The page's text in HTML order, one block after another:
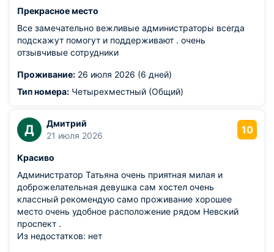
Прекрасное место
Все замечательно вежливые администраторы всегда
подскажут помогут и поддерживают . очень
отзывчивые сотрудники
Проживание: 26 июля 2026 (6 дней)
Тип номера: Четырехместный (Общий)
Д
Дмитрий
21 июля 2026
10
Красиво
Администратор Татьяна очень приятная милая и
доброжелательная девушка сам хостел очень
классный рекомендую само проживание хорошее
место очень удобное расположение рядом Невский
проспект .
Из недостатков: нет